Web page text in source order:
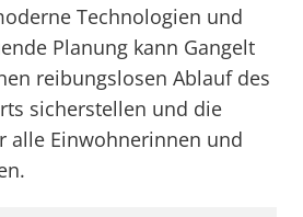
Technologien und
Planung kann Gangelt
reibungslosen Ablauf des
sicherstellen und die
alle Einwohnerinnen und